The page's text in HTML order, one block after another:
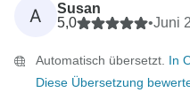
A
Susan
5,0
•Juni
Automatisch übersetzt. In
Diese Übersetzung